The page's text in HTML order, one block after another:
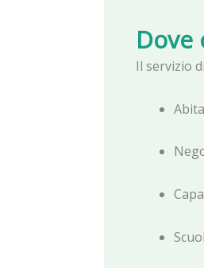
Dove
Il servizio